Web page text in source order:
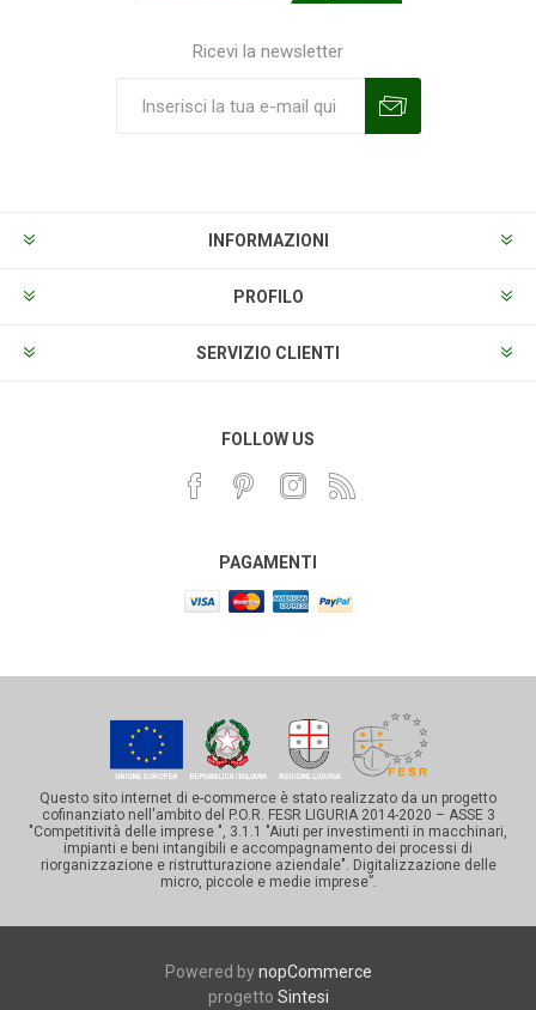
Ricevi la newsletter
INFORMAZIONI
PROFILO
SERVIZIO CLIENTI
FOLLOW US
PAGAMENTI
Questo sito internet di e-commerce è stato realizzato da un progetto
cofinanziato nell'ambito del P.O.R. FESR LIGURIA 2014-2020 – ASSE 3
"Competitività delle imprese ", 3.1.1 "Aiuti per investimenti in macchinari,
impianti e beni intangibili e accompagnamento dei processi di
riorganizzazione e ristrutturazione aziendale". Digitalizzazione delle
micro, piccole e medie imprese”.
Powered bynopCommerce
progetto Sintesi